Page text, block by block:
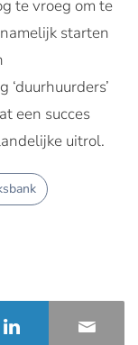
te vroeg om te
starten
een succes
uitrol.